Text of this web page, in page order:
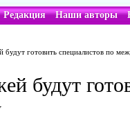
Редакция Наши авторы
будут готовить специалистов по
будут